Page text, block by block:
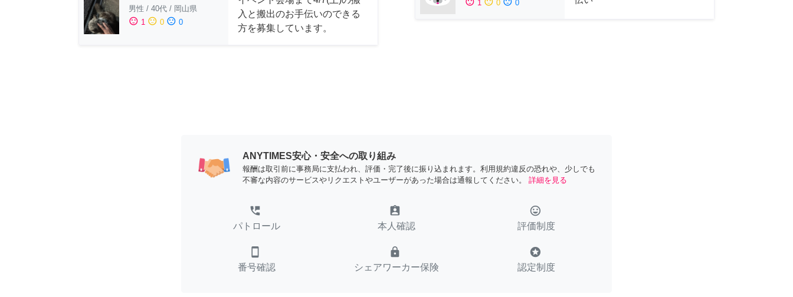
男性 / 40代 / 岡山県
sentiment_satisfied 1 sentiment_neutral 0 sentiment_dissatisfied 0
入と搬出のお手伝いのできる
方を募集しています。
1 0 0
ANYTIMES安心・安全への取り組み
報酬は取引前に事務局に支払われ、評価・完了後に振り込まれます。利用規約違反の恐れや、少しでも
不審な内容のサービスやリクエストやユーザーがあった場合は通報してください。
詳細を見る
perm_phone_msg
パトロール
assignment_ind
本人確認
tag_faces
評価制度
smartphone
番号確認
lock
シェアワーカー保険
stars
認定制度